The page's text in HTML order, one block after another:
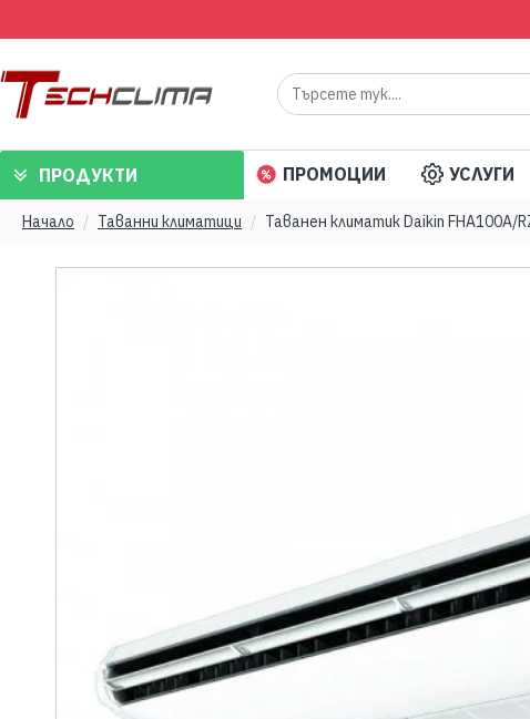
ПРОДУКТИ ПРОМОЦИИ УСЛУГИ
Начало Таванни климатици Таванен климатик Daikin FHA100A/